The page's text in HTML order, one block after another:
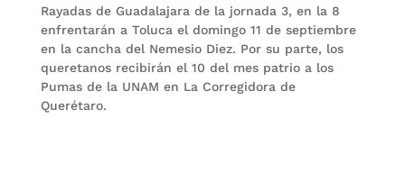
Rayadas de Guadalajara de la jornada 3, en la 8
enfrentarán a Toluca el domingo 11 de septiembre
en la cancha del Nemesio Diez. Por su parte, los
queretanos recibirán el 10 del mes patrio a los
Pumas de la UNAM en La Corregidora de
Querétaro.